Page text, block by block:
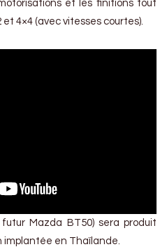
et les finitions tout
4×4 (avec vitesses courtes).
Mazda BT50) sera produit
en Thaïlande.